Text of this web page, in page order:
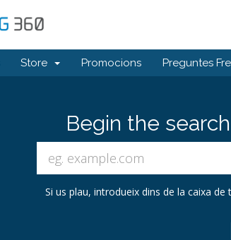
Store Promocions Preguntes
Begin the
Si us plau, introdueix dins de la caixa